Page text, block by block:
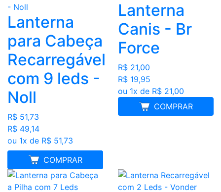
Lanterna
para Cabeça
Recarregável
com 9 leds -
Noll
R$ 51,73
R$ 49,14
ou 1x de R$ 51,73
COMPRAR
MELHOR PREÇO
Lanterna
Canis - Br
Force
R$ 21,00
R$ 19,95
ou 1x de R$ 21,00
COMPRAR